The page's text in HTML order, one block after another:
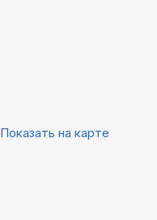
Показать на карте